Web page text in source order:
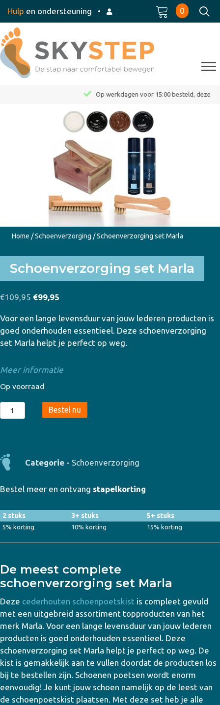
Hulp en ondersteuning • 0
Op werkdagen voor 15:00 besteld, dezelfde dag verzonden
Home /Schoenverzorging / Schoenverzorging set Marla
Schoenverzorging set Marla
€109,95 Oorspronkelijke
was:
€109,95.
€99,95
is:
€99,95.
Voor een lange levensduur van jouw lederen producten is
goed onderhouden essentieel. Deze schoenverzorging
set Marla helpt je perfect op weg.
Meer informatie
Op voorraad
Schoenverzorging
set
Bestel nu
Categorie - Schoenverzorging
Bestel meer en ontvang stapelkorting
2 stuks 3+ stuks 5+ stuks
5% korting 10% korting 15% korting
De meest complete
schoenverzorging set Marla
Deze cederhouten schoenpoetskist is compleet gevuld
met een uitgebreid assortiment topproducten van het
merk Marla. Voor een lange levensduur van jouw lederen
producten is goed onderhouden essentieel. Deze
schoenverzorging set Marla helpt je perfect op weg. De
kist is gemakkelijk aan te vullen doordat de producten los
bij te bestellen zijn. Schoenen poetsen wordt enorm
eenvoudig! Je kunt jouw schoen namelijk op de leest van
de schoenpoetskist plaatsen. Met deze set heb je alle